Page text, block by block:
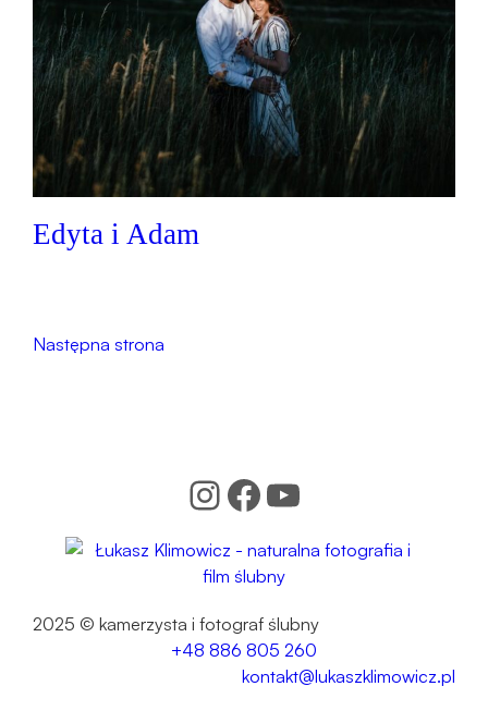
Edyta i Adam
Następna strona
Instagram
Facebook
YouTube
2025 © kamerzysta i fotograf ślubny
+48 886 805 260
kontakt@lukaszklimowicz.pl